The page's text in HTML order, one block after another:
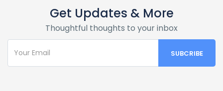
Get Updates & More
Thoughtful thoughts to your inbox